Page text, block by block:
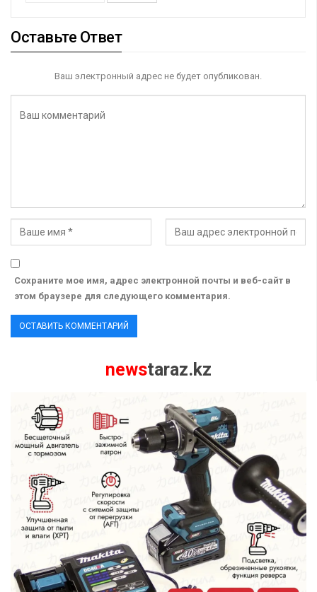
Оставьте Ответ
Ваш электронный адрес не будет опубликован.
Сохраните мое имя, адрес электронной почты и веб-сайт в
этом браузере для следующего комментария.
newstaraz.kz